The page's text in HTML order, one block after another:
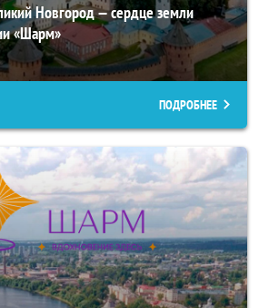
Новгород — сердце земли
«Шарм»
ПОДРОБНЕЕ